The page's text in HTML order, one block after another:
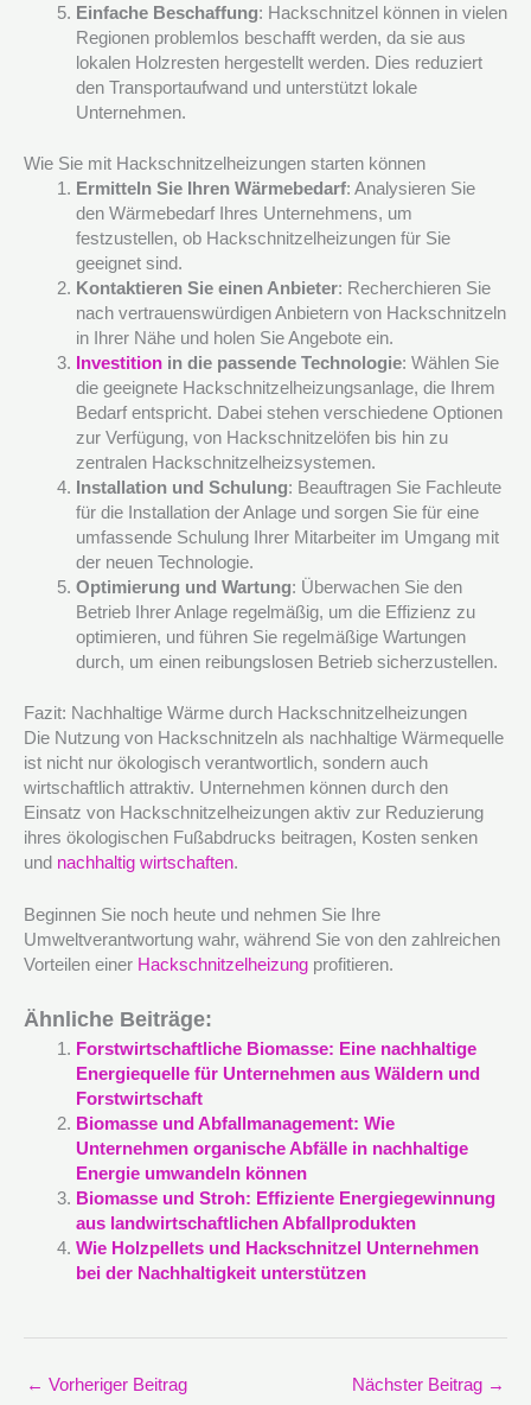
Einfache Beschaffung: Hackschnitzel können in vielen
Regionen problemlos beschafft werden, da sie aus
lokalen Holzresten hergestellt werden. Dies reduziert
den Transportaufwand und unterstützt lokale
Unternehmen.
Wie Sie mit Hackschnitzelheizungen starten können
Ermitteln Sie Ihren Wärmebedarf: Analysieren Sie
den Wärmebedarf Ihres Unternehmens, um
festzustellen, ob Hackschnitzelheizungen für Sie
geeignet sind.
Kontaktieren Sie einen Anbieter: Recherchieren Sie
nach vertrauenswürdigen Anbietern von Hackschnitzeln
in Ihrer Nähe und holen Sie Angebote ein.
Investitionin die passende Technologie: Wählen Sie
die geeignete Hackschnitzelheizungsanlage, die Ihrem
Bedarf entspricht. Dabei stehen verschiedene Optionen
zur Verfügung, von Hackschnitzelöfen bis hin zu
zentralen Hackschnitzelheizsystemen.
Installation und Schulung: Beauftragen Sie Fachleute
für die Installation der Anlage und sorgen Sie für eine
umfassende Schulung Ihrer Mitarbeiter im Umgang mit
der neuen Technologie.
Optimierung und Wartung: Überwachen Sie den
Betrieb Ihrer Anlage regelmäßig, um die Effizienz zu
optimieren, und führen Sie regelmäßige Wartungen
durch, um einen reibungslosen Betrieb sicherzustellen.
Fazit: Nachhaltige Wärme durch Hackschnitzelheizungen
Die Nutzung von Hackschnitzeln als nachhaltige Wärmequelle
ist nicht nur ökologisch verantwortlich, sondern auch
wirtschaftlich attraktiv. Unternehmen können durch den
Einsatz von Hackschnitzelheizungen aktiv zur Reduzierung
ihres ökologischen Fußabdrucks beitragen, Kosten senken
und nachhaltig wirtschaften.
Beginnen Sie noch heute und nehmen Sie Ihre
Umweltverantwortung wahr, während Sie von den zahlreichen
Vorteilen einer Hackschnitzelheizung profitieren.
Ähnliche Beiträge:
Forstwirtschaftliche Biomasse: Eine nachhaltige
Energiequelle für Unternehmen aus Wäldern und
Forstwirtschaft
Biomasse und Abfallmanagement: Wie
Unternehmen organische Abfälle in nachhaltige
Energie umwandeln können
Biomasse und Stroh: Effiziente Energiegewinnung
aus landwirtschaftlichen Abfallprodukten
Wie Holzpellets und Hackschnitzel Unternehmen
bei der Nachhaltigkeit unterstützen
← Vorheriger Beitrag Nächster Beitrag →